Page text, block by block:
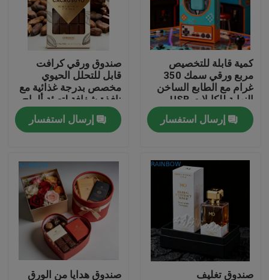
حولنا
اتصل بنا
أخبار
القضايا
اطلب اقتباس
الحقائب البلاستيكية التعبئة والتغليف
تغليف كيس الوجبات الخفيفة
صنبور الحقيبة التعبئة والتغليف
كمية قابلة للتخصيص
مربع ورقي سمك 350
غرام مع الطابع الساخن
النهاية للكابلات USB
التعبئة
إرسال استفسار
صندوق ورقي كرافت
قابل للتحلل الحيوي
مخصص بدرجة غذائية مع
نافذة شفافة لتعبئة ألواح
الشوكولاتة
إرسال استفسار
صندوق تغليف صندوق هدايا من الورق